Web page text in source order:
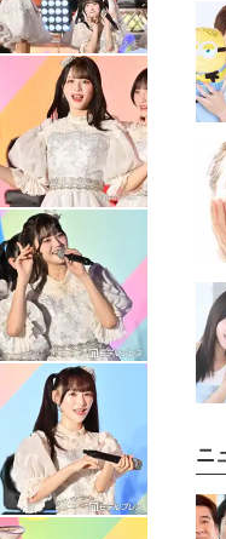
ニ